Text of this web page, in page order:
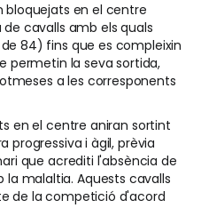
bloquejats en el centre
cavalls amb els quals
84) fins que es compleixin
permetin la seva sortida,
a les corresponents
en el centre aniran sortint
progressiva i àgil, prèvia
que acrediti l'absència de
malaltia. Aquests cavalls
de la competició d'acord